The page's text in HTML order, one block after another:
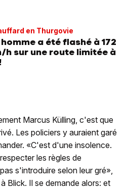
en Thurgovie
homme a été flashé à 172
h sur une route limitée à
Marcus Külling, c'est que
Les policiers y auraient garé
«C'est d'une insolence.
les règles de
s'introduire selon leur gré»,
Blick. Il se demande alors: et